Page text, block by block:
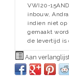
VWI20-
inbouw,
indien niet op
gemaakt
de levertijd is
Aan